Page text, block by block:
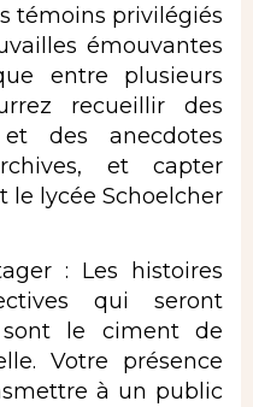
témoins privilégiés
émouvantes
entre plusieurs
recueillir des
des anecdotes
et capter
le lycée Schoelcher
: Les histoires
qui seront
sont le ciment de
Votre présence
à un public